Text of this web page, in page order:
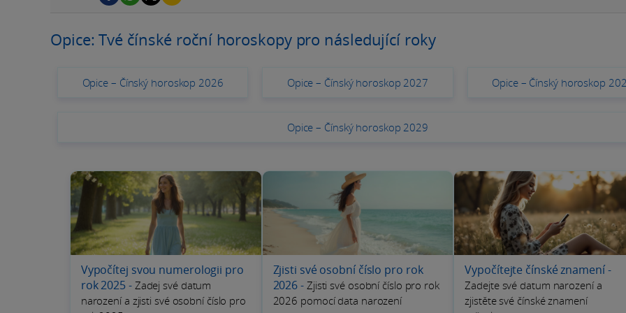
Opice: Tvé čínské roční horoskopy pro následující roky
Opice – Čínský horoskop 2026 Opice – Čínský horoskop 2027 Opice – Čínský horoskop
Opice – Čínský horoskop 2029
Vypočítej svou numerologii pro
rok 2025- Zadej své datum
narození a zjisti své osobní číslo pro
Zjisti své osobní číslo pro rok
2026- Zjisti své osobní číslo pro rok
2026 pomocí data narození
Vypočítejte čínské znamení-
Zadejte své datum narození a
zjistěte své čínské znamení